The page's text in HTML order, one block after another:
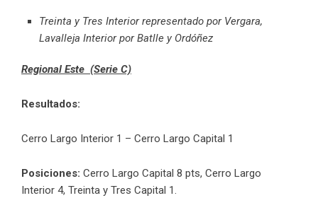
Treinta y Tres Interior representado por Vergara,
Lavalleja Interior por Batlle y Ordóñez
Regional Este (Serie C)
Resultados:
Cerro Largo Interior 1 – Cerro Largo Capital 1
Posiciones: Cerro Largo Capital 8 pts, Cerro Largo
Interior 4, Treinta y Tres Capital 1.